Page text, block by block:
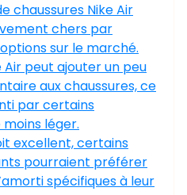
chaussures Nike Air
chers par
sur le marché.
Air peut ajouter un peu
aux chaussures, ce
par certains
léger.
excellent, certains
pourraient préférer
spécifiques à leur